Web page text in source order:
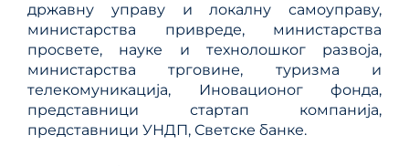
државну управу и локалну самоуправу,
министарства привреде, министарства
просвете, науке и технолошког развоја,
министарства трговине, туризма и
телекомуникација, Иновационог фонда,
представници стартап компанија,
представници УНДП, Светске банке.